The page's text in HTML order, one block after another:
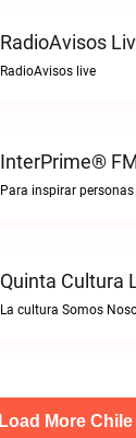
RadioAvisos
RadioAvisos live
InterPrime®
Quinta Cultura
La cultura Somos
Load More